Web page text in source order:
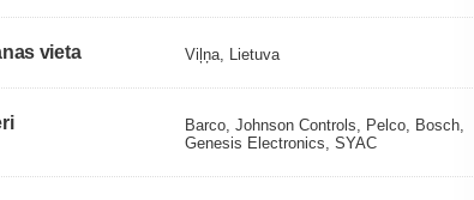
vieta Viļņa, Lietuva
Barco, Johnson Controls, Pelco, Bosch,
Genesis Electronics, SYAC